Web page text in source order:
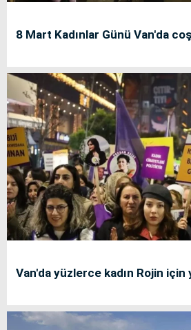
8 Mart Kadınlar Günü Van'da
Van'da yüzlerce kadın Rojin için